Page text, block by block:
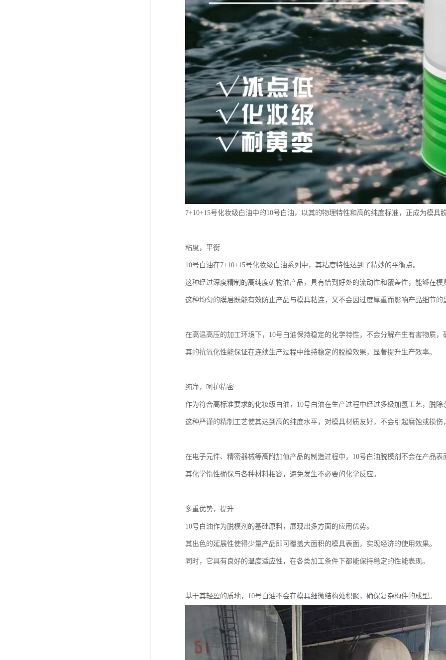
7+10+15号化妆级白油中的10号白油，以其的物理特性和高的纯度标准，正成为模具
粘度，平衡
10号白油在7+10+15号化妆级白油系列中，其粘度特性达到了精妙的平衡点。
这种经过深度精制的高纯度矿物油产品，具有恰到好处的流动性和覆盖性，能够在模
这种均匀的膜层既能有效防止产品与模具粘连，又不会因过度厚重而影响产品细节的
在高温高压的加工环境下，10号白油保持稳定的化学特性，不会分解产生有害物质，
其的抗氧化性能保证在连续生产过程中维持稳定的脱模效果，显著提升生产效率。
纯净，呵护精密
作为符合高标准要求的化妆级白油，10号白油在生产过程中经过多级加氢工艺，脱除
这种严谨的精制工艺使其达到高的纯度水平，对模具材质友好，不会引起腐蚀或损伤
在电子元件、精密器械等高附加值产品的制造过程中，10号白油脱模剂不会在产品表
其化学惰性确保与各种材料相容，避免发生不必要的化学反应。
多重优势，提升
10号白油作为脱模剂的基础原料，展现出多方面的应用优势。
其出色的延展性使得少量产品即可覆盖大面积的模具表面，实现经济的使用效果。
同时，它具有良好的温度适应性，在各类加工条件下都能保持稳定的性能表现。
基于其轻盈的质地，10号白油不会在模具细微结构处积聚，确保复杂构件的成型。